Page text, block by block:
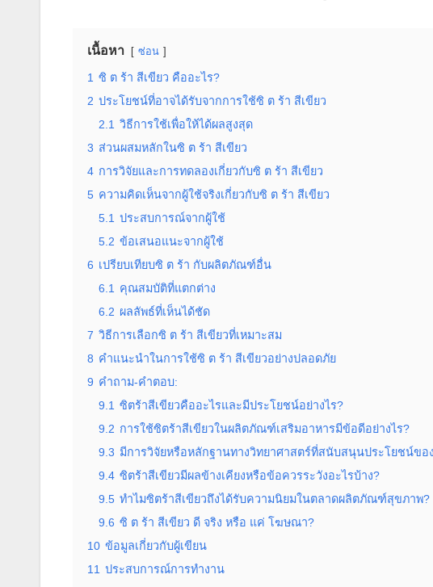
เนื้อหา ซ่อน
1 ซิ ต ร้า สีเขียว คืออะไร?
2 ประโยชน์ที่อาจได้รับจากการใช้ซิ ต ร้า สีเขียว
2.1 วิธีการใช้เพื่อให้ได้ผลสูงสุด
3 ส่วนผสมหลักในซิ ต ร้า สีเขียว
4 การวิจัยและการทดลองเกี่ยวกับซิ ต ร้า สีเขียว
5 ความคิดเห็นจากผู้ใช้จริงเกี่ยวกับซิ ต ร้า สีเขียว
5.1 ประสบการณ์จากผู้ใช้
5.2 ข้อเสนอแนะจากผู้ใช้
6 เปรียบเทียบซิ ต ร้า กับผลิตภัณฑ์อื่น
6.1 คุณสมบัติที่แตกต่าง
6.2 ผลลัพธ์ที่เห็นได้ชัด
7 วิธีการเลือกซิ ต ร้า สีเขียวที่เหมาะสม
8 คำแนะนำในการใช้ซิ ต ร้า สีเขียวอย่างปลอดภัย
9 คำถาม-คำตอบ:
9.1 ซิตร้าสีเขียวคืออะไรและมีประโยชน์อย่างไร?
9.2 การใช้ซิตร้าสีเขียวในผลิตภัณฑ์เสริมอาหารมีข้อดีอย่างไร?
9.3 มีการวิจัยหรือหลักฐานทางวิทยาศาสตร์ที่สนับสนุนประโยชน์ขอ
9.4 ซิตร้าสีเขียวมีผลข้างเคียงหรือข้อควรระวังอะไรบ้าง?
9.5 ทำไมซิตร้าสีเขียวถึงได้รับความนิยมในตลาดผลิตภัณฑ์สุขภาพ?
9.6 ซิ ต ร้า สีเขียว ดี จริง หรือ แค่ โฆษณา?
10 ข้อมูลเกี่ยวกับผู้เขียน
11 ประสบการณ์การทำงาน